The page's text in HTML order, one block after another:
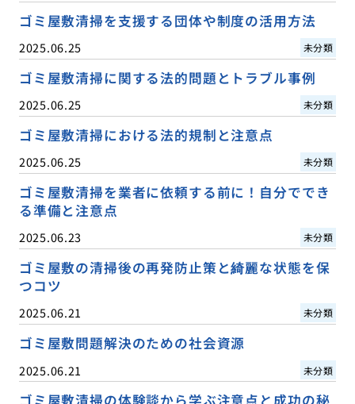
ゴミ屋敷清掃を支援する団体や制度の活用方法
2025.06.25 未分類
ゴミ屋敷清掃に関する法的問題とトラブル事例
2025.06.25 未分類
ゴミ屋敷清掃における法的規制と注意点
2025.06.25 未分類
ゴミ屋敷清掃を業者に依頼する前に！自分ででき
る準備と注意点
2025.06.23 未分類
ゴミ屋敷の清掃後の再発防止策と綺麗な状態を保
つコツ
2025.06.21 未分類
ゴミ屋敷問題解決のための社会資源
2025.06.21 未分類